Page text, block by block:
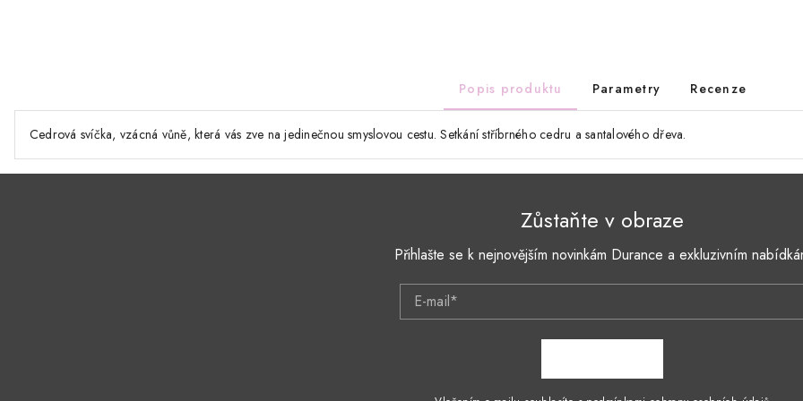
Popis produktu Parametry Recenze
Cedrová svíčka, vzácná vůně, která vás zve na jedinečnou smyslovou cestu. Setkání stříbrného cedru a santalového dřeva.
Zůstaňte v obraze
Přihlašte se k nejnovějším novinkám Durance a exkluzivním
E-mail*